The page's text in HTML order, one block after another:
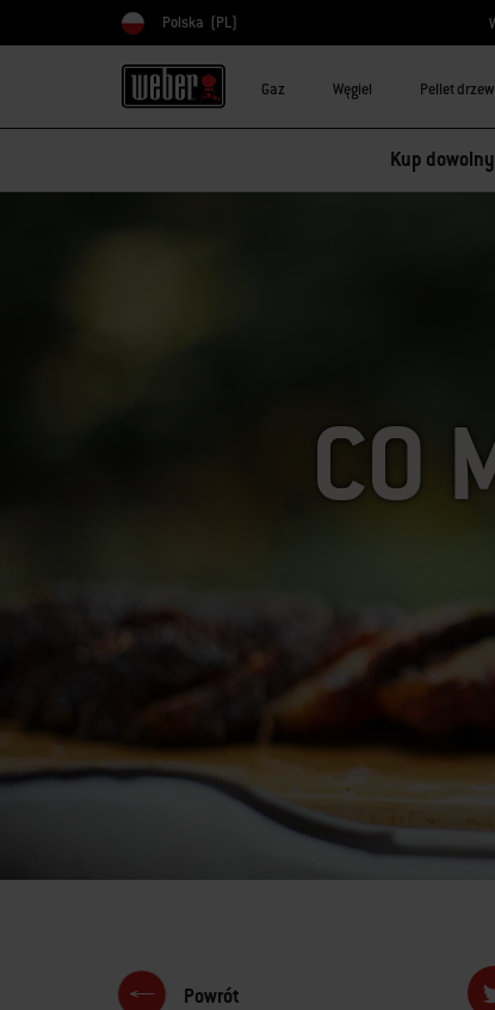
Wybierz kraj
Polska (PL)
Gaz Węgiel Pellet
Kup
CO
Powrót